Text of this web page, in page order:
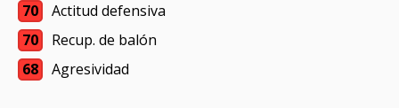
70
Actitud defensiva
70
Recup. de balón
68
Agresividad